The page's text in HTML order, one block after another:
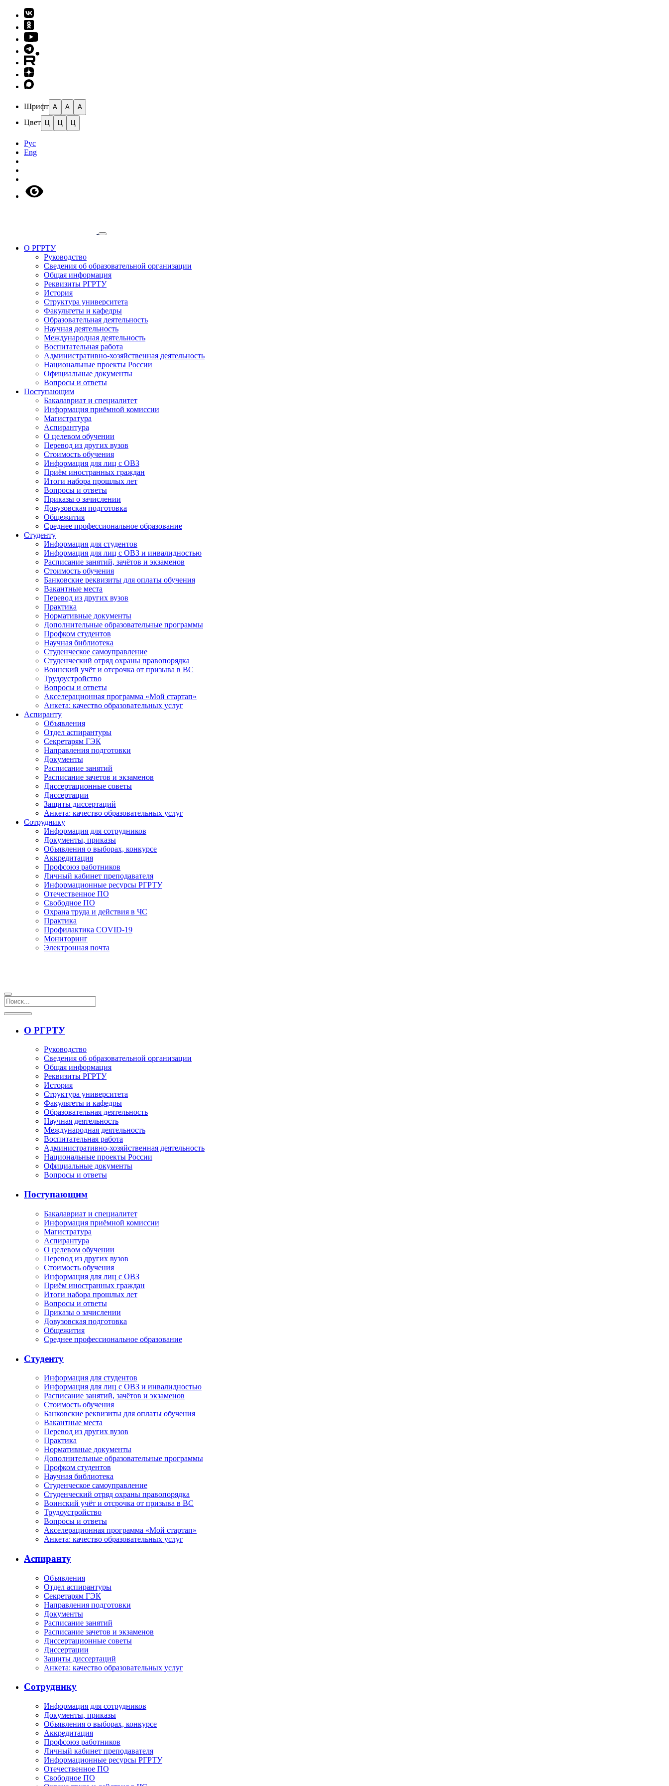
Шрифт A A A
Цвет Ц Ц Ц
Рус
Eng
О РГРТУ
Руководство
Сведения об образовательной организации
Общая информация
Реквизиты РГРТУ
История
Структура университета
Факультеты и кафедры
Образовательная деятельность
Научная деятельность
Международная деятельность
Воспитательная работа
Административно-хозяйственная деятельность
Национальные проекты России
Официальные документы
Вопросы и ответы
Поступающим
Бакалавриат и специалитет
Информация приёмной комиссии
Магистратура
Аспирантура
О целевом обучении
Перевод из других вузов
Стоимость обучения
Информация для лиц с ОВЗ
Приём иностранных граждан
Итоги набора прошлых лет
Вопросы и ответы
Приказы о зачислении
Довузовская подготовка
Общежития
Среднее профессиональное образование
Студенту
Информация для студентов
Информация для лиц с ОВЗ и инвалидностью
Расписание занятий, зачётов и экзаменов
Стоимость обучения
Банковские реквизиты для оплаты обучения
Вакантные места
Перевод из других вузов
Практика
Нормативные документы
Дополнительные образовательные программы
Профком студентов
Научная библиотека
Студенческое самоуправление
Студенческий отряд охраны правопорядка
Воинский учёт и отсрочка от призыва в ВС
Трудоустройство
Вопросы и ответы
Акселерационная программа «Мой стартап»
Анкета: качество образовательных услуг
Аспиранту
Объявления
Отдел аспирантуры
Секретарям ГЭК
Направления подготовки
Документы
Расписание занятий
Расписание зачетов и экзаменов
Диссертационные советы
Диссертации
Защиты диссертаций
Анкета: качество образовательных услуг
Сотруднику
Информация для сотрудников
Документы, приказы
Объявления о выборах, конкурсе
Аккредитация
Профсоюз работников
Личный кабинет преподавателя
Информационные ресурсы РГРТУ
Отечественное ПО
Свободное ПО
Охрана труда и действия в ЧС
Практика
Профилактика COVID-19
Мониторинг
Электронная почта
О РГРТУ
Руководство
Сведения об образовательной организации
Общая информация
Реквизиты РГРТУ
История
Структура университета
Факультеты и кафедры
Образовательная деятельность
Научная деятельность
Международная деятельность
Воспитательная работа
Административно-хозяйственная деятельность
Национальные проекты России
Официальные документы
Вопросы и ответы
Поступающим
Бакалавриат и специалитет
Информация приёмной комиссии
Магистратура
Аспирантура
О целевом обучении
Перевод из других вузов
Стоимость обучения
Информация для лиц с ОВЗ
Приём иностранных граждан
Итоги набора прошлых лет
Вопросы и ответы
Приказы о зачислении
Довузовская подготовка
Общежития
Среднее профессиональное образование
Студенту
Информация для студентов
Информация для лиц с ОВЗ и инвалидностью
Расписание занятий, зачётов и экзаменов
Стоимость обучения
Банковские реквизиты для оплаты обучения
Вакантные места
Перевод из других вузов
Практика
Нормативные документы
Дополнительные образовательные программы
Профком студентов
Научная библиотека
Студенческое самоуправление
Студенческий отряд охраны правопорядка
Воинский учёт и отсрочка от призыва в ВС
Трудоустройство
Вопросы и ответы
Акселерационная программа «Мой стартап»
Анкета: качество образовательных услуг
Аспиранту
Объявления
Отдел аспирантуры
Секретарям ГЭК
Направления подготовки
Документы
Расписание занятий
Расписание зачетов и экзаменов
Диссертационные советы
Диссертации
Защиты диссертаций
Анкета: качество образовательных услуг
Сотруднику
Информация для сотрудников
Документы, приказы
Объявления о выборах, конкурсе
Аккредитация
Профсоюз работников
Личный кабинет преподавателя
Информационные ресурсы РГРТУ
Отечественное ПО
Свободное ПО